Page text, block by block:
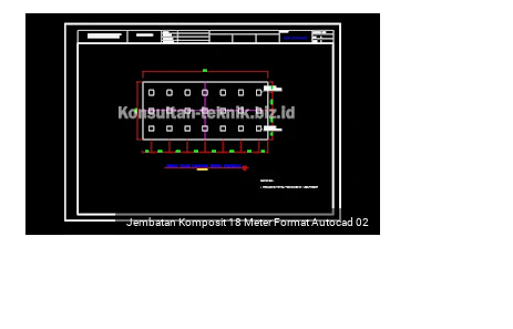
Jembatan Komposit 18 Meter Format Autocad 02